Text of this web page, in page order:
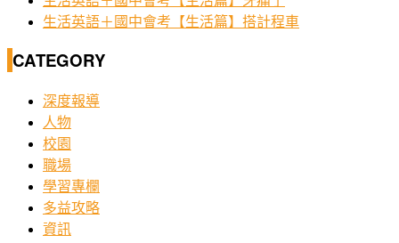
生活英語＋國中會考【生活篇】搭計程車
CATEGORY
深度報導
人物
校園
職場
學習專欄
多益攻略
資訊